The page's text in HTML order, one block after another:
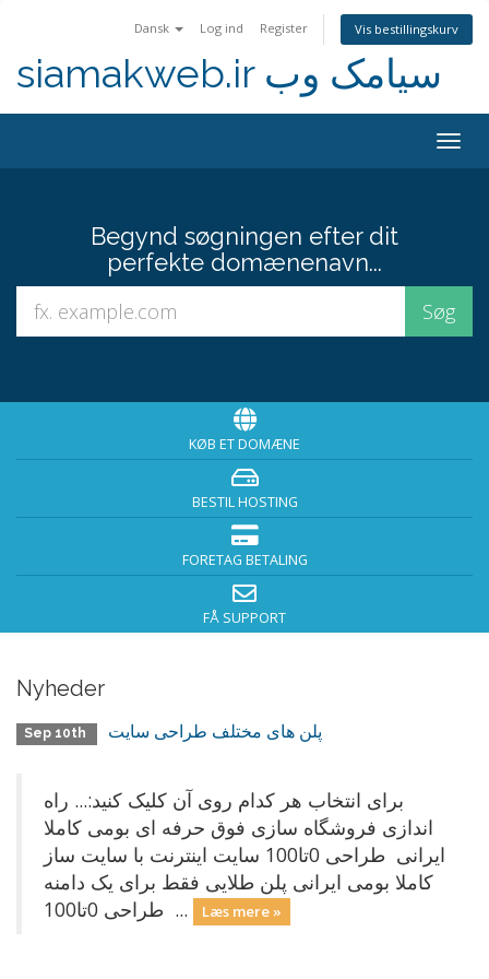
Dansk Log ind Register Vis bestillingskurv
siamakweb.ir سیامک وب
Begynd søgningen efter dit
perfekte domænenavn...
KØB ET DOMÆNE
BESTIL HOSTING
FORETAG BETALING
FÅ SUPPORT
Nyheder
Sep 10th پلن های مختلف طراحی سایت
برای انتخاب هر کدام روی آن کلیک کنید:... راه
اندازی فروشگاه سازی فوق حرفه ای بومی کاملا
ایرانی طراحی 0تا100 سایت اینترنت با سایت ساز
کاملا بومی ایرانی پلن طلایی فقط برای یک دامنه
طراحی 0تا100 ...
Læs mere »